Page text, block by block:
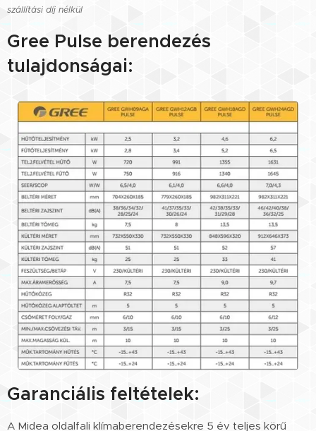
szállítási díj nélkül
Gree Pulse berendezés
tulajdonságai:
Garanciális feltételek:
A Midea oldalfali klímaberendezésekre 5 év teljes körű